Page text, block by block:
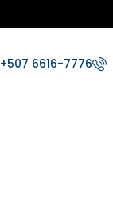
+507 6616-7776